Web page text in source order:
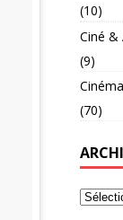
(10)
Ciné &
(9)
(70)